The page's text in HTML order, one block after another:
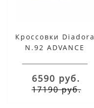
Кроссовки Diadora
N.92 ADVANCE
6590 руб.
17190 руб.